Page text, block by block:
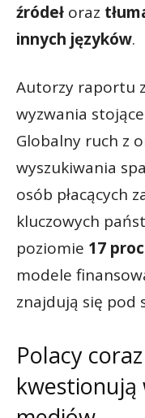
źródeł oraz
innych języków.
Autorzy raportu
wyzwania
Globalny ruch z
wyszukiwania
osób płacących
kluczowych
poziomie 17
modele
znajdują się pod
Polacy
kwestionują